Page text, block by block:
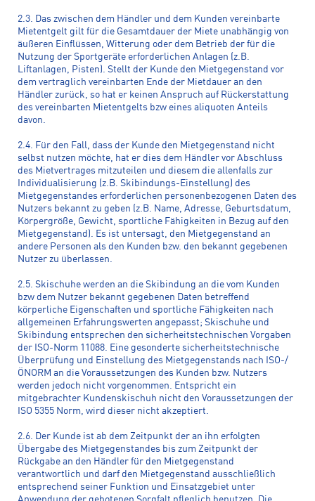
2.3. Das zwischen dem Händler und dem Kunden vereinbarte
Mietentgelt gilt für die Gesamtdauer der Miete unabhängig von
äußeren Einflüssen, Witterung oder dem Betrieb der für die
Nutzung der Sportgeräte erforderlichen Anlagen (z.B.
Liftanlagen, Pisten). Stellt der Kunde den Mietgegenstand vor
dem vertraglich vereinbarten Ende der Mietdauer an den
Händler zurück, so hat er keinen Anspruch auf Rückerstattung
des vereinbarten Mietentgelts bzw eines aliquoten Anteils
davon.
2.4. Für den Fall, dass der Kunde den Mietgegenstand nicht
selbst nutzen möchte, hat er dies dem Händler vor Abschluss
des Mietvertrages mitzuteilen und diesem die allenfalls zur
Individualisierung (z.B. Skibindungs-Einstellung) des
Mietgegenstandes erforderlichen personenbezogenen Daten des
Nutzers bekannt zu geben (z.B. Name, Adresse, Geburtsdatum,
Körpergröße, Gewicht, sportliche Fähigkeiten in Bezug auf den
Mietgegenstand). Es ist untersagt, den Mietgegenstand an
andere Personen als den Kunden bzw. den bekannt gegebenen
Nutzer zu überlassen.
2.5. Skischuhe werden an die Skibindung an die vom Kunden
bzw dem Nutzer bekannt gegebenen Daten betreffend
körperliche Eigenschaften und sportliche Fähigkeiten nach
allgemeinen Erfahrungswerten angepasst; Skischuhe und
Skibindung entsprechen den sicherheitstechnischen Vorgaben
der ISO-Norm 11088. Eine gesonderte sicherheitstechnische
Überprüfung und Einstellung des Mietgegenstands nach ISO-/
ÖNORM an die Voraussetzungen des Kunden bzw. Nutzers
werden jedoch nicht vorgenommen. Entspricht ein
mitgebrachter Kundenskischuh nicht den Voraussetzungen der
ISO 5355 Norm, wird dieser nicht akzeptiert.
2.6. Der Kunde ist ab dem Zeitpunkt der an ihn erfolgten
Übergabe des Mietgegenstandes bis zum Zeitpunkt der
Rückgabe an den Händler für den Mietgegenstand
verantwortlich und darf den Mietgegenstand ausschließlich
entsprechend seiner Funktion und Einsatzgebiet unter